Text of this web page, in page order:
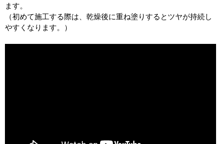
ます。
（初めて施工する際は、乾燥後に重ね塗りするとツヤが持続し
やすくなります。）